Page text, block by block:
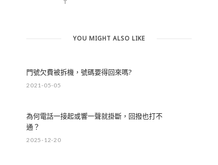
YOU MIGHT ALSO LIKE
門號欠費被拆機，號碼要得回來嗎?
2021-05-05
為何電話一接起或響一聲就掛斷，回撥也打不
通？
2025-12-20